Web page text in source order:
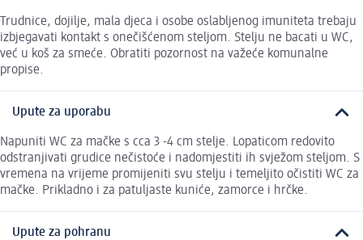
Trudnice, dojilje, mala djeca i osobe oslabljenog imuniteta trebaju
izbjegavati kontakt s onečišćenom steljom. Stelju ne bacati u WC,
već u koš za smeće. Obratiti pozornost na važeće komunalne
propise.
Upute za uporabu
Napuniti WC za mačke s cca 3 -4 cm stelje. Lopaticom redovito
odstranjivati grudice nečistoće i nadomjestiti ih svježom steljom. S
vremena na vrijeme promijeniti svu stelju i temeljito očistiti WC za
mačke. Prikladno i za patuljaste kuniće, zamorce i hrčke.
Upute za pohranu